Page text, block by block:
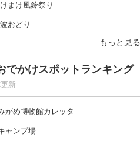
まけ風鈴祭り
おどり
もっと見る
でかけスポットランキング
新
がめ博物館カレッタ
ャンプ場